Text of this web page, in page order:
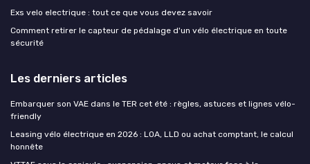
Exs velo electrique : tout ce que vous devez savoir
Comment retirer le capteur de pédalage d'un vélo électrique en toute
sécurité
Les derniers articles
Embarquer son VAE dans le TER cet été : règles, astuces et lignes vélo-
friendly
Leasing vélo électrique en 2026 : LOA, LLD ou achat comptant, le calcul
honnête